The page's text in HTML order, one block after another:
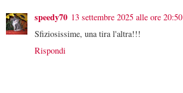
speedy70 13 settembre 2025 alle ore 20:50
Sfiziosissime, una tira l'altra!!!
Rispondi